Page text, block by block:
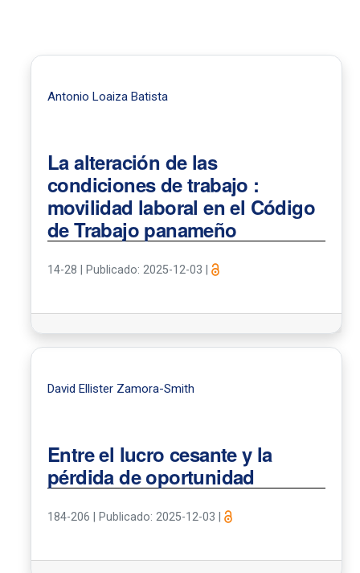
Antonio Loaiza Batista
La alteración de las
condiciones de trabajo :
movilidad laboral en el Código
de Trabajo panameño
14-28 Publicado: 2025-12-03
David Ellister Zamora-Smith
Entre el lucro cesante y la
pérdida de oportunidad
184-206 Publicado: 2025-12-03